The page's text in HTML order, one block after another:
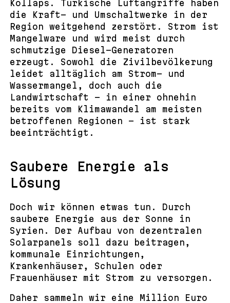
Kollaps. Türkische Luftangriffe haben
die Kraft- und Umschaltwerke in der
Region weitgehend zerstört. Strom ist
Mangelware und wird meist durch
schmutzige Diesel-Generatoren
erzeugt. Sowohl die Zivilbevölkerung
leidet alltäglich am Strom- und
Wassermangel, doch auch die
Landwirtschaft – in einer ohnehin
bereits vom Klimawandel am meisten
betroffenen Regionen – ist stark
beeinträchtigt.
Saubere Energie als
Lösung
Doch wir können etwas tun. Durch
saubere Energie aus der Sonne in
Syrien. Der Aufbau von dezentralen
Solarpanels soll dazu beitragen,
kommunale Einrichtungen,
Krankenhäuser, Schulen oder
Frauenhäuser mit Strom zu versorgen.
Daher sammeln wir eine Million Euro